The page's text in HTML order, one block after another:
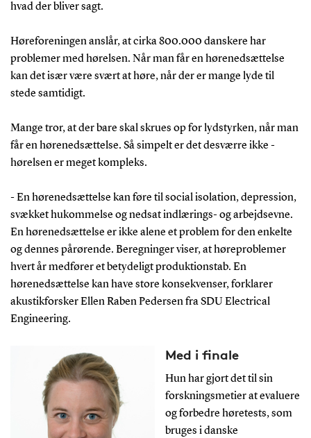
hvad der bliver sagt.
Høreforeningen anslår, at cirka 800.000 danskere har
problemer med hørelsen. Når man får en hørenedsættelse
kan det især være svært at høre, når der er mange lyde til
stede samtidigt.
Mange tror, at der bare skal skrues op for lydstyrken, når man
får en hørenedsættelse. Så simpelt er det desværre ikke -
hørelsen er meget kompleks.
- En hørenedsættelse kan føre til social isolation, depression,
svækket hukommelse og nedsat indlærings- og arbejdsevne.
En hørenedsættelse er ikke alene et problem for den enkelte
og dennes pårørende. Beregninger viser, at høreproblemer
hvert år medfører et betydeligt produktionstab. En
hørenedsættelse kan have store konsekvenser, forklarer
akustikforsker Ellen Raben Pedersen fra SDU Electrical
Engineering.
Med i finale
Hun har gjort det til sin
forskningsmetier at evaluere
og forbedre høretests, som
bruges i danske